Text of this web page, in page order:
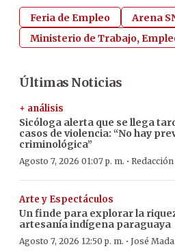
Feria de Empleo
Arena
Ministerio de Trabajo,
Últimas Noticias
+ análisis
Sicóloga alerta que se llega
casos de violencia: “No hay
criminológica”
Agosto 7, 2026 01:07 p. m. · Redacción
Arte y Espectáculos
Un finde para explorar la
artesanía indígena paraguaya
Agosto 7, 2026 12:50 p. m. · José